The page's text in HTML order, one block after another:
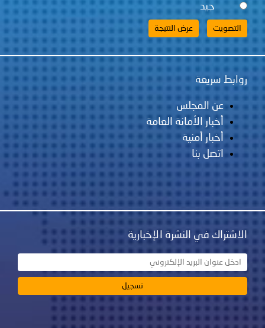
جيد
روابط سريعة
عن المجلس
أخبار الأمانة العامة
أخبار أمنية
اتصل بنا
الاشتراك في النشرة الإخبارية